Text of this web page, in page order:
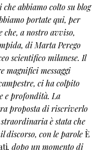
abbiamo colto su blog
portate qui, per
a nostro avviso,
di Marta Perego
scientifico milanese. Il
magnifici messaggi
ci ha colpito
e profondità. La
proposta di riscriverlo
è stata che
discorso, con le paroleÈ
, dopo un momento di